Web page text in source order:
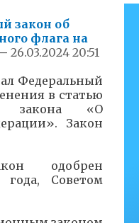
закон об
флага на
26.03.2024 20:51
Федеральный
в статью
закона «О
Закон
одобрен
года, Советом